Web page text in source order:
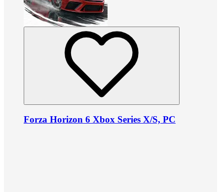
Forza Horizon 6 Xbox Series X/S, PC